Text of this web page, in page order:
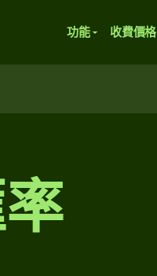
功能 收費價格